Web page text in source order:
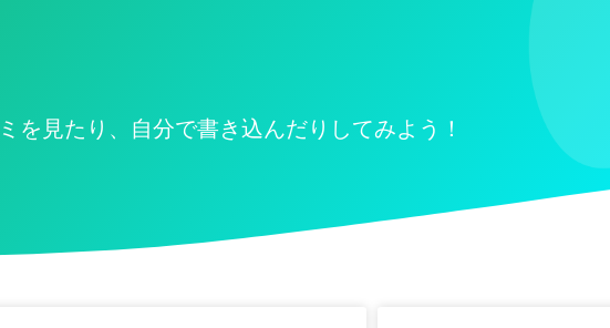
を見たり、自分で書き込んだりしてみよう！